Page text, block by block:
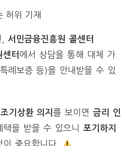
허위 기재
서민금융진흥원 콜센터
터 에서 상담을 통해 대체 가
례보증 등)을 안내받을 수 있
조기상환 의지를 보이면금리 인
을 받을 수 있으니 포기하지
이 중요합니다.